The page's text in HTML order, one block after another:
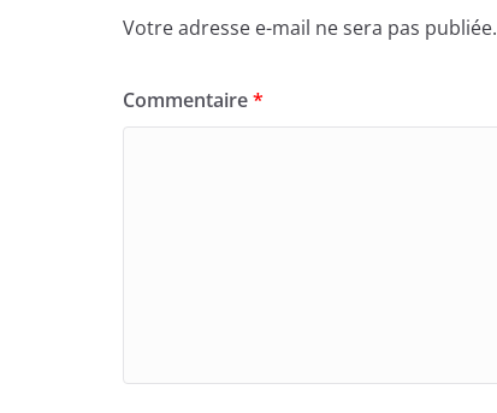
Votre adresse e-mail ne sera pas publiée.
Commentaire*